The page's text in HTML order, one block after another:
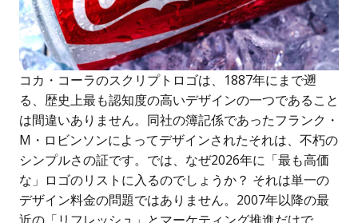
コカ・コーラのスクリプトロゴは、1887年にまで遡
る、歴史上最も認知度の高いデザインの一つであること
は間違いありません。同社の簿記係であったフランク・
M・ロビンソンによってデザインされたそれは、不朽の
シンプルさの証です。では、なぜ2026年に「最も高価
な」ロゴのリストに入るのでしょうか？ それは単一の
デザイン料金の問題ではありません。2007年以降の最